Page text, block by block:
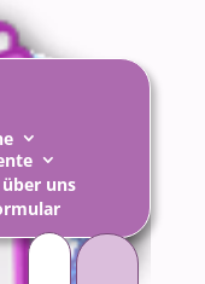
uns
Suchen
nach: